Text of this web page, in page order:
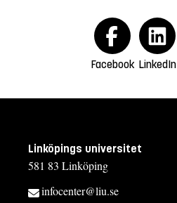
Facebook LinkedIn
Linköpings universitet
581 83 Linköping
infocenter@liu.se